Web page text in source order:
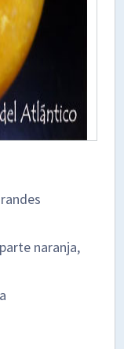
naranja,